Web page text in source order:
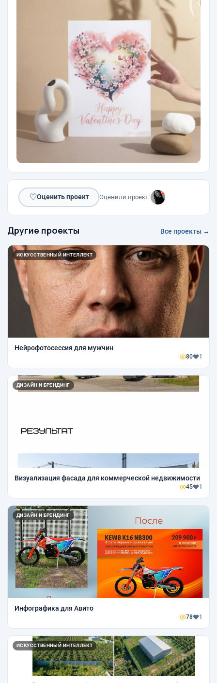
♡Оценить проект Оценили проект:
Другие проекты Все проекты →
ИСКУССТВЕННЫЙ ИНТЕЛЛЕКТ
Нейрофотосессия для мужчин
80 1
ДИЗАЙН И БРЕНДИНГ
Визуализация фасада для коммерческой недвижимости
45 1
ДИЗАЙН И БРЕНДИНГ
Инфографика для Авито
78 1
ИСКУССТВЕННЫЙ ИНТЕЛЛЕКТ